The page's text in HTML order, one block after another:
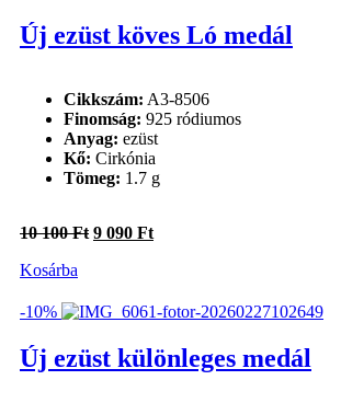
Új ezüst köves Ló medál
Cikkszám: A3-8506
Finomság: 925 ródiumos
Anyag: ezüst
Kő: Cirkónia
Tömeg: 1.7 g
10 100Ft Original
100 Ft.
9 090 FtCurrent
090 Ft.
Kosárba
-10%
Új ezüst különleges medál